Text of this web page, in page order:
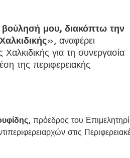
βούλησή μου, διακόπτω την
», αναφέρει
για τη συνεργασία
της περιφερειακής
, πρόεδρος του
στις